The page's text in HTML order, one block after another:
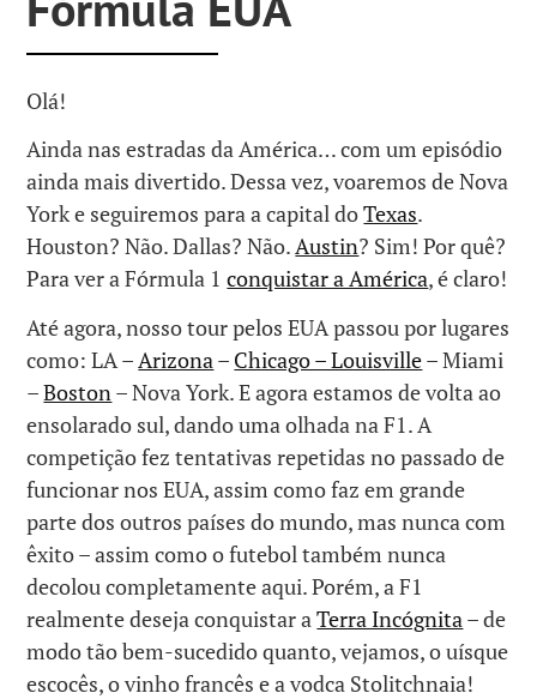
Olá!
Ainda nas estradas da América… com um episódio
ainda mais divertido. Dessa vez, voaremos de Nova
York e seguiremos para a capital doTexas.
Houston? Não. Dallas? Não.Austin? Sim! Por quê?
Para ver a Fórmula 1conquistar a América, é claro!
Até agora, nosso tour pelos EUA passou por lugares
como: LA –Arizona– Chicago – Louisville– Miami
–Boston– Nova York. E agora estamos de volta ao
ensolarado sul, dando uma olhada na F1. A
competição fez tentativas repetidas no passado de
funcionar nos EUA, assim como faz em grande
parte dos outros países do mundo, mas nunca com
êxito – assim como o futebol também nunca
decolou completamente aqui. Porém, a F1
realmente deseja conquistar aTerra Incógnita– de
modo tão bem-sucedido quanto, vejamos, o uísque
escocês, o vinho francês e a vodca Stolitchnaia!